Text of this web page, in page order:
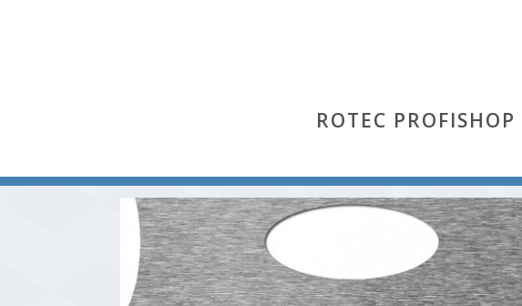
ROTEC PROFISHOP
Start/Ellipse EVH/ Ellipse EVH 30×70 (Aluminium Al 99,5 % hh)